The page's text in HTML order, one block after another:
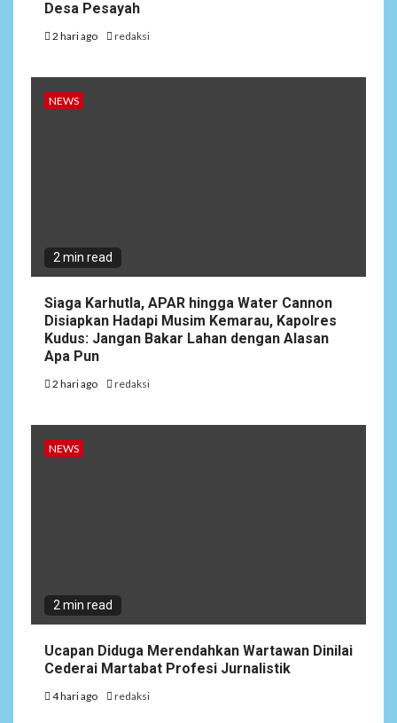
Desa Pesayah
2 hari ago redaksi
NEWS
2 min read
Siaga Karhutla, APAR hingga Water Cannon
Disiapkan Hadapi Musim Kemarau, Kapolres
Kudus: Jangan Bakar Lahan dengan Alasan
Apa Pun
2 hari ago redaksi
NEWS
2 min read
Ucapan Diduga Merendahkan Wartawan Dinilai
Cederai Martabat Profesi Jurnalistik
4 hari ago redaksi